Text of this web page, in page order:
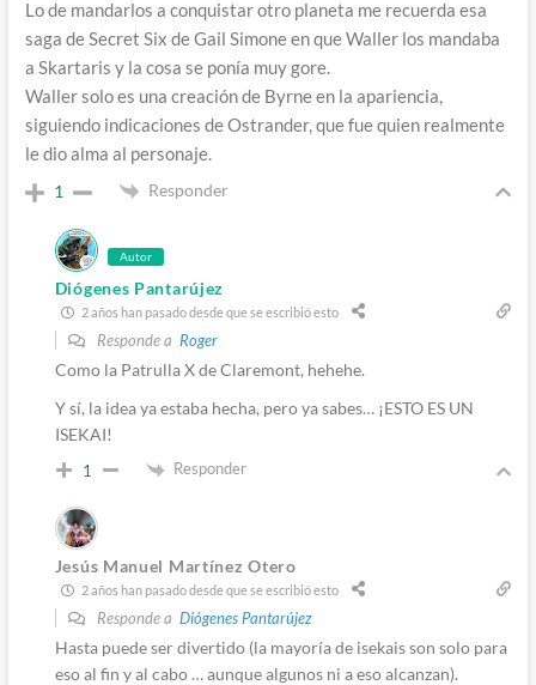
Lo de mandarlos a conquistar otro planeta me recuerda esa
saga de Secret Six de Gail Simone en que Waller los mandaba
a Skartaris y la cosa se ponía muy gore.
Waller solo es una creación de Byrne en la apariencia,
siguiendo indicaciones de Ostrander, que fue quien realmente
le dio alma al personaje.
1 Responder
Autor
Diógenes Pantarújez
2 años han pasado desde que se escribió esto
Responde a Roger
Como la Patrulla X de Claremont, hehehe.
Y sí, la idea ya estaba hecha, pero ya sabes… ¡ESTO ES UN
ISEKAI!
1 Responder
Jesús Manuel Martínez Otero
2 años han pasado desde que se escribió esto
Responde a Diógenes Pantarújez
Hasta puede ser divertido (la mayoría de isekais son solo para
eso al fin y al cabo … aunque algunos ni a eso alcanzan).